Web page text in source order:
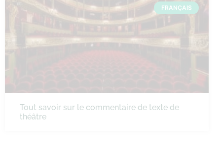
FRANÇAIS
Tout savoir sur le commentaire de texte de
théâtre